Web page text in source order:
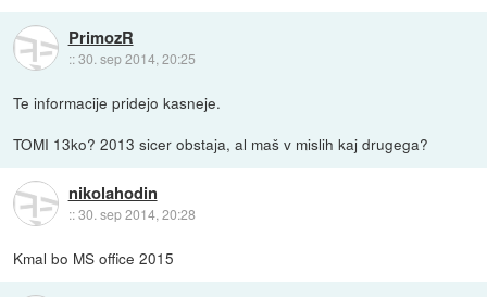
PrimozR
::30. sep 2014, 20:25
Te informacije pridejo kasneje.
TOMI 13ko? 2013 sicer obstaja, al maš v mislih kaj drugega?
nikolahodin
::30. sep 2014, 20:28
Kmal bo MS office 2015